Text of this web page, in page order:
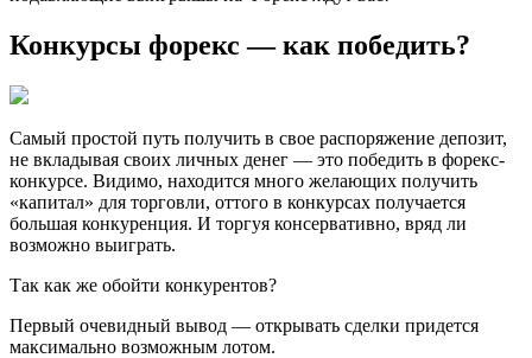
Конкурсы форекс — как победить?
Самый простой путь получить в свое распоряжение депозит,
не вкладывая своих личных денег — это победить в форекс-
конкурсе. Видимо, находится много желающих получить
«капитал» для торговли, оттого в конкурсах получается
большая конкуренция. И торгуя консервативно, вряд ли
возможно выиграть.
Так как же обойти конкурентов?
Первый очевидный вывод — открывать сделки придется
максимально возможным лотом.